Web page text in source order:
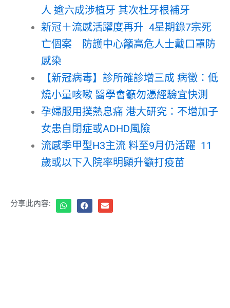
人 逾六成涉植牙 其次杜牙根補牙
新冠＋流感活躍度再升 4星期錄7宗死
亡個案 防護中心籲高危人士戴口罩防
感染
【新冠病毒】診所確診增三成 病徵：低
燒小量咳嗽 醫學會籲勿憑經驗宜快測
孕婦服用撲熱息痛 港大研究：不增加子
女患自閉症或ADHD風險
流感季甲型H3主流 料至9月仍活躍 11
歲或以下入院率明顯升籲打疫苗
分享此內容: